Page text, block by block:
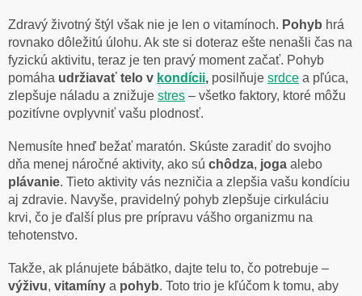
Zdravý životný štýl však nie je len o vitamínoch. Pohyb hrá
rovnako dôležitú úlohu. Ak ste si doteraz ešte nenašli čas na
fyzickú aktivitu, teraz je ten pravý moment začať. Pohyb
pomáha udržiavať telo v kondícii, posilňuje srdce a pľúca,
zlepšuje náladu a znižuje stres – všetko faktory, ktoré môžu
pozitívne ovplyvniť vašu plodnosť.
Nemusíte hneď bežať maratón. Skúste zaradiť do svojho
dňa menej náročné aktivity, ako sú chôdza, joga alebo
plávanie. Tieto aktivity vás nezničia a zlepšia vašu kondíciu
aj zdravie. Navyše, pravidelný pohyb zlepšuje cirkuláciu
krvi, čo je ďalší plus pre prípravu vášho organizmu na
tehotenstvo.
Takže, ak plánujete bábätko, dajte telu to, čo potrebuje –
výživu, vitamíny a pohyb. Toto trio je kľúčom k tomu, aby